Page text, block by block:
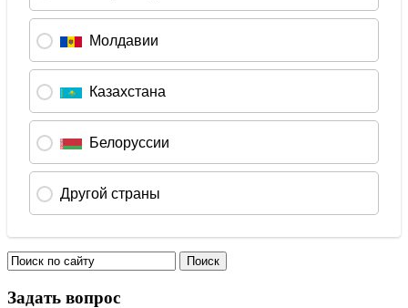
Задать вопрос